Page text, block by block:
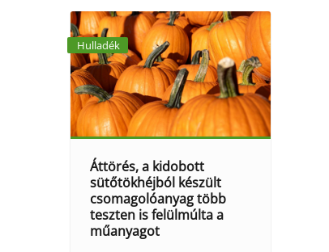
Hulladék
Áttörés, a kidobott
sütőtökhéjból készült
csomagolóanyag több
teszten is felülmúlta a
műanyagot